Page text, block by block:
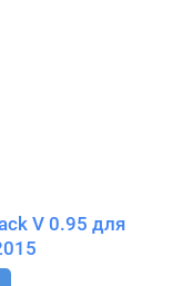
V 0.95 для
Симулятор 2015